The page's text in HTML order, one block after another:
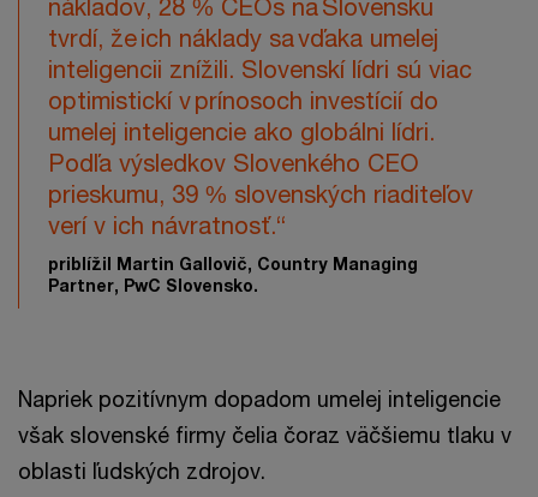
nákladov, 28 % CEOs na Slovensku
tvrdí, že ich náklady sa vďaka umelej
inteligencii znížili. Slovenskí lídri sú viac
optimistickí v prínosoch investícií do
umelej inteligencie ako globálni lídri.
Podľa výsledkov Slovenkého CEO
prieskumu, 39 % slovenských riaditeľov
verí v ich návratnosť.“
priblížil Martin Gallovič, Country Managing
Partner, PwC Slovensko.
Napriek pozitívnym dopadom umelej inteligencie
však slovenské firmy čelia čoraz väčšiemu tlaku v
oblasti ľudských zdrojov.